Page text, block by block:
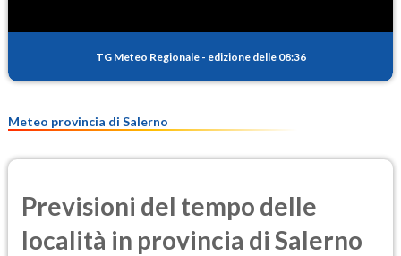
TG Meteo Regionale - edizione delle 08:36
Meteo provincia di Salerno
Previsioni del tempo delle
località in provincia di Salerno